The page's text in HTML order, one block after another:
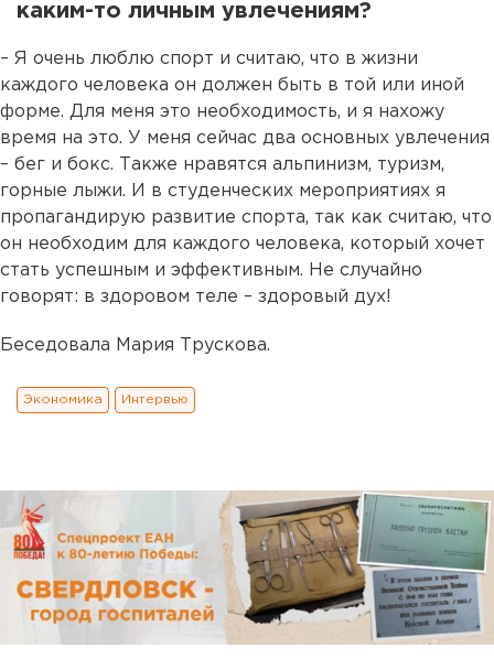
каким-то личным увлечениям?
– Я очень люблю спорт и считаю, что в жизни
каждого человека он должен быть в той или иной
форме. Для меня это необходимость, и я нахожу
время на это. У меня сейчас два основных увлечения
– бег и бокс. Также нравятся альпинизм, туризм,
горные лыжи. И в студенческих мероприятиях я
пропагандирую развитие спорта, так как считаю, что
он необходим для каждого человека, который хочет
стать успешным и эффективным. Не случайно
говорят: в здоровом теле – здоровый дух!
Беседовала Мария Трускова.
Экономика Интервью